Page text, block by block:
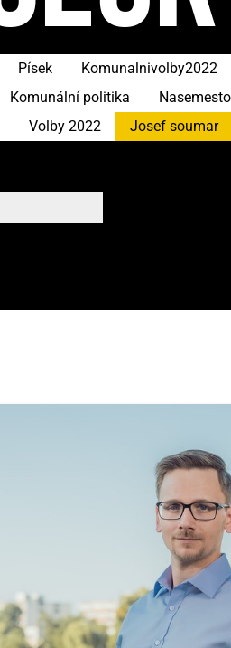
Písek Komunalnivolby2022
Komunální politika
Volby 2022 Josef soumar